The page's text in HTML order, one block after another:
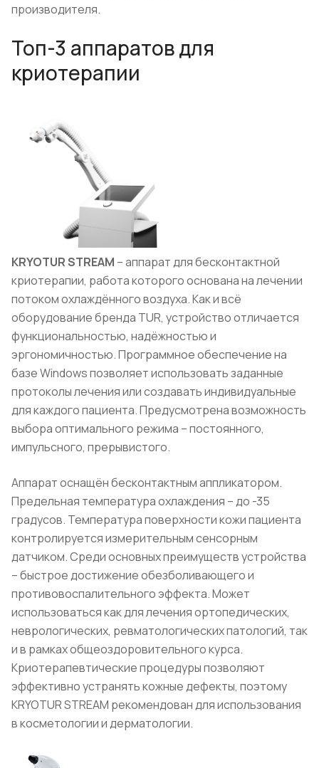
производителя.
Топ-3 аппаратов для
криотерапии
KRYOTUR STREAM – аппарат для бесконтактной
криотерапии, работа которого основана на лечении
потоком охлаждённого воздуха. Как и всё
оборудование бренда TUR, устройство отличается
функциональностью, надёжностью и
эргономичностью. Программное обеспечение на
базе Windows позволяет использовать заданные
протоколы лечения или создавать индивидуальные
для каждого пациента. Предусмотрена возможность
выбора оптимального режима – постоянного,
импульсного, прерывистого.
Аппарат оснащён бесконтактным аппликатором.
Предельная температура охлаждения – до -35
градусов. Температура поверхности кожи пациента
контролируется измерительным сенсорным
датчиком. Среди основных преимуществ устройства
– быстрое достижение обезболивающего и
противовоспалительного эффекта. Может
использоваться как для лечения ортопедических,
неврологических, ревматологических патологий, так
и в рамках общеоздоровительного курса.
Криотерапевтические процедуры позволяют
эффективно устранять кожные дефекты, поэтому
KRYOTUR STREAM рекомендован для использования
в косметологии и дерматологии.